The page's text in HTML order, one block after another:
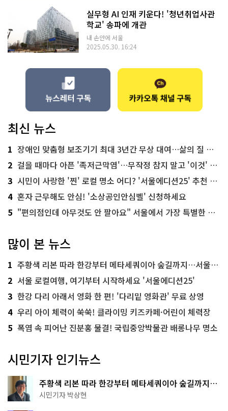
실무형 AI 인재 키운다! '청년취업사관
학교' 송파에 개관
내 손안에 서울
2025.05.30. 16:24
최신 뉴스
1 장애인 맞춤형 보조기기 최대 3년간 무상 대여…삶의 질 높인다
2 걸을 때마다 아픈 '족저근막염'…무작정 참지 말고 '이것' 해보세요!
3 시민이 사랑한 '찐' 로컬 명소 어디? '서울에디션25' 추천 코스
4 혼자 근무해도 안심! '소상공인안심벨' 신청하세요
5 "편의점인데 아무것도 안 팔아요" 서울에서 가장 특별한 편의점의 정체
많이 본 뉴스
1 주황색 리본 따라 한강부터 메타세쿼이아 숲길까지…서울둘레길 15코스
2 서울 로컬여행, 여기부터 시작하세요 '서울에디션25'
3 한강 다리 아래서 영화 한 편! '다리밑 영화관' 무료 상영
4 우리 아이 체력이 쑥쑥! 클라이밍 키즈카페·어린이 체력장
5 폭염 속 피어난 진분홍 물결! 국립중앙박물관 배롱나무 명소
시민기자 인기뉴스
주황색 리본 따라 한강부터 메타세쿼이아 숲길까지…
서울둘레길 15코스
시민기자 박상현